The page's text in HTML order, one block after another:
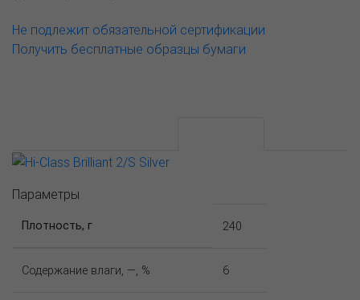
Не подлежит обязательной сертификации
Получить бесплатные образцы бумаги
Параметры
Плотность, г 240
Содержание влаги, —, % 6